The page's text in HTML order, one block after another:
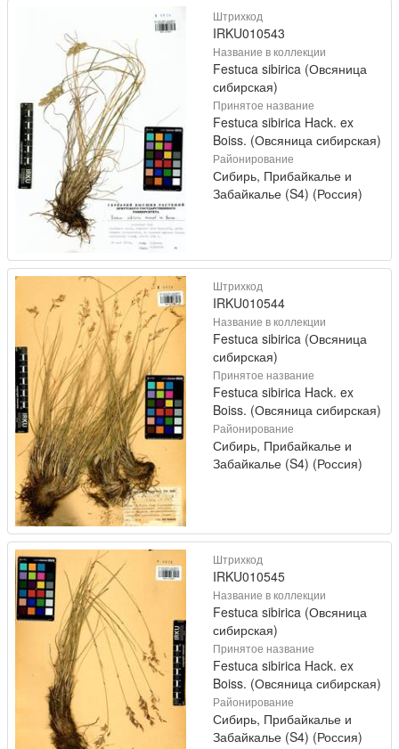
Штрихкод
IRKU010543
Название в коллекции
Festuca sibirica (Овсяница
сибирская)
Принятое название
Festuca sibirica Hack. ex
Boiss. (Овсяница сибирская)
Районирование
Сибирь, Прибайкалье и
Забайкалье (S4) (Россия)
Штрихкод
IRKU010544
Название в коллекции
Festuca sibirica (Овсяница
сибирская)
Принятое название
Festuca sibirica Hack. ex
Boiss. (Овсяница сибирская)
Районирование
Сибирь, Прибайкалье и
Забайкалье (S4) (Россия)
Штрихкод
IRKU010545
Название в коллекции
Festuca sibirica (Овсяница
сибирская)
Принятое название
Festuca sibirica Hack. ex
Boiss. (Овсяница сибирская)
Районирование
Сибирь, Прибайкалье и
Забайкалье (S4) (Россия)